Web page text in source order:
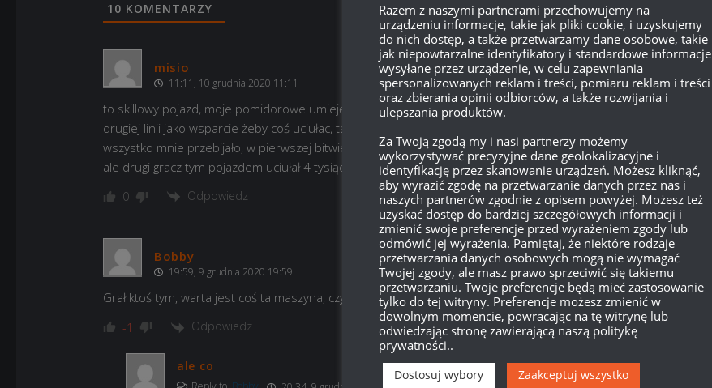
10 KOMENTARZY
misio
11:11, 10 grudnia 2020 11:11
to skillowy pojazd, moje pomidorowe umiejętności nie pasują do tego pojazdu, muszę grac jak medem, w
drugiej linii jako wsparcie żeby coś uciułac, ta maszyna nie wybacza błędów, ponieważ na przepychaczu
wszystko mnie przebijało, w pierwszej bitwie nowy obiekt wydoił mnie jak chciał, chyba tylko raz mu oddałem,
ale drugi gracz tym pojazdem uciułał 4 tysiące w tej samej bitewce
0 Odpowiedz
Bobby
19:59, 9 grudnia 2020 19:59
Grał ktoś tym, warta jest coś ta maszyna, czy tak jak twierdzi skill4ltu jest to trash?
-1 Odpowiedz
ale co
Razem z naszymi partnerami przechowujemy na
urządzeniu informacje, takie jak pliki cookie, i uzyskujemy
do nich dostęp, a także przetwarzamy dane osobowe, takie
jak niepowtarzalne identyfikatory i standardowe informacje
wysyłane przez urządzenie, w celu zapewniania
spersonalizowanych reklam i treści, pomiaru reklam i treści
oraz zbierania opinii odbiorców, a także rozwijania i
ulepszania produktów.
Za Twoją zgodą my i nasi partnerzy możemy
wykorzystywać precyzyjne dane geolokalizacyjne i
identyfikację przez skanowanie urządzeń. Możesz kliknąć,
aby wyrazić zgodę na przetwarzanie danych przez nas i
naszych partnerów zgodnie z opisem powyżej. Możesz też
uzyskać dostęp do bardziej szczegółowych informacji i
zmienić swoje preferencje przed wyrażeniem zgody lub
odmówić jej wyrażenia. Pamiętaj, że niektóre rodzaje
przetwarzania danych osobowych mogą nie wymagać
Twojej zgody, ale masz prawo sprzeciwić się takiemu
przetwarzaniu. Twoje preferencje będą mieć zastosowanie
tylko do tej witryny. Preferencje możesz zmienić w
dowolnym momencie, powracając na tę witrynę lub
odwiedzając stronę zawierającą naszą politykę
prywatności..
Dostosuj wybory Zaakceptuj wszystko